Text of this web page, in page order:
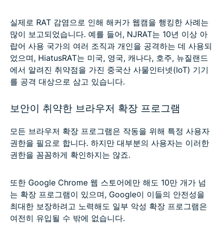
실제로 RAT 감염으로 인해 해커가 웹캠을 행킹한 사례는
많이 보고되었습니다. 예를 들어, NJRAT는 10년 이상 아
랍어 사용 국가의 여러 조직과 개인을 공격하는 데 사용되
었으며, HiatusRAT는 미국, 영국, 캐나다, 호주, 뉴질랜드
에서 알려진 취약점을 가진 중국산 사물인터넷(IoT) 기기
를 공격 대상으로 삼고 있습니다.
보안이 취약한 브라우저 확장 프로그램
모든 브라우저 확장 프로그램은 작동을 위해 특정 사용자
권한을 필요로 합니다. 하지만 대부분의 사용자는 이러한
권한을 꼼꼼하게 확인하지는 않죠.
또한 Google Chrome 웹 스토어에만 해도 10만 개가 넘
는 확장 프로그램이 있으며, Google이 이들의 안전성을
최대한 보장하려고 노력해도 일부 악성 확장 프로그램은
여전히 유입될 수 밖에 없습니다.